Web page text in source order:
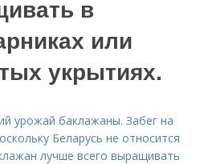
в
или
укрытиях.
урожай баклажаны. Забег на
Беларусь не относится
лучше всего выращивать